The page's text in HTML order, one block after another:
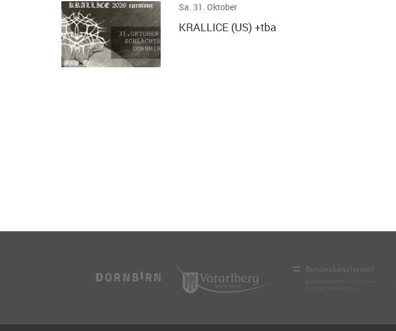
Sa. 31. Oktober
KRALLICE (US) +tba